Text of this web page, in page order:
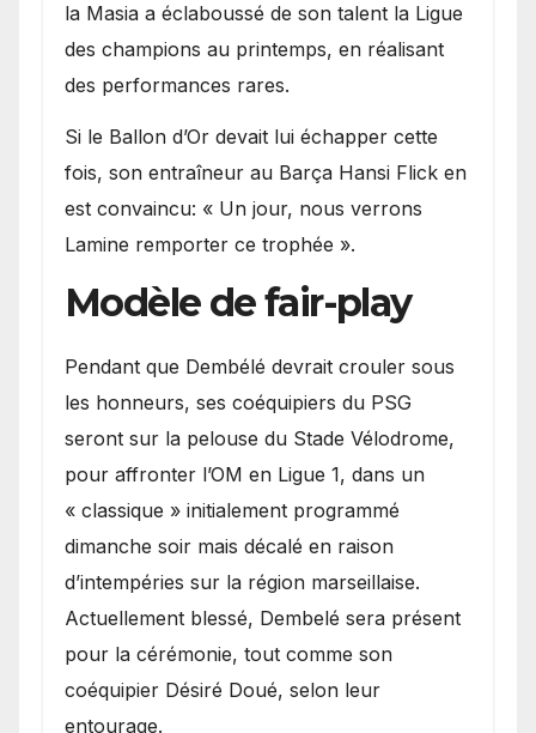
la Masia a éclaboussé de son talent la Ligue
des champions au printemps, en réalisant
des performances rares.
Si le Ballon d’Or devait lui échapper cette
fois, son entraîneur au Barça Hansi Flick en
est convaincu: « Un jour, nous verrons
Lamine remporter ce trophée ».
Modèle de fair-play
Pendant que Dembélé devrait crouler sous
les honneurs, ses coéquipiers du PSG
seront sur la pelouse du Stade Vélodrome,
pour affronter l’OM en Ligue 1, dans un
« classique » initialement programmé
dimanche soir mais décalé en raison
d’intempéries sur la région marseillaise.
Actuellement blessé, Dembelé sera présent
pour la cérémonie, tout comme son
coéquipier Désiré Doué, selon leur
entourage.